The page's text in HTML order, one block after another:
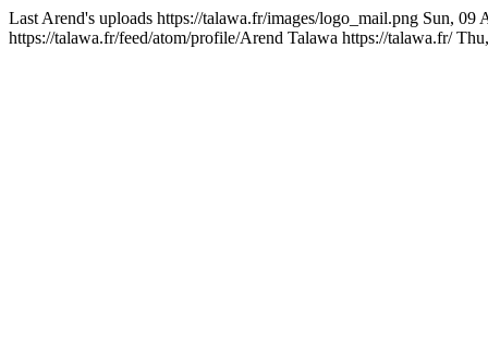
Last Arend's uploads https://talawa.fr/images/logo_mail.png Sun, 09
https://talawa.fr/feed/atom/profile/Arend Talawa https://talawa.fr/